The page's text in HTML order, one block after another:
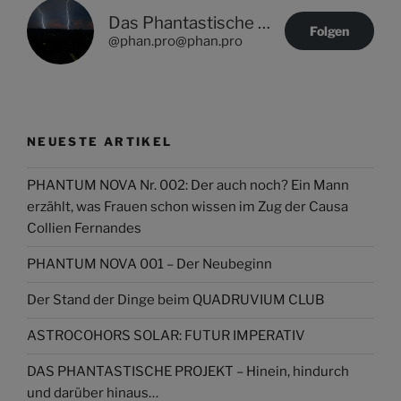
Das Phantastische Projekt - PHAN.PRO
@phan.pro@phan.pro
Folgen
NEUESTE ARTIKEL
PHANTUM NOVA Nr. 002: Der auch noch? Ein Mann
erzählt, was Frauen schon wissen im Zug der Causa
Collien Fernandes
PHANTUM NOVA 001 – Der Neubeginn
Der Stand der Dinge beim QUADRUVIUM CLUB
ASTROCOHORS SOLAR: FUTUR IMPERATIV
DAS PHANTASTISCHE PROJEKT – Hinein, hindurch
und darüber hinaus…